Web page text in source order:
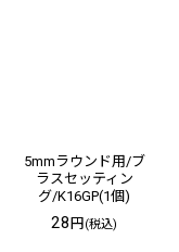
5mmラウンド用/ブ
ラスセッティン
グ/K16GP(1個)
28円 (税込)